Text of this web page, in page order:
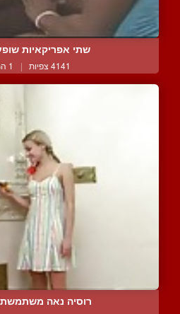
שתי אפריקאיות
4141 צפיות | 1 המלצות
רוסיה נאה